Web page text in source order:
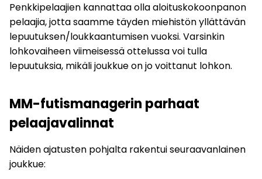
Penkkipelaajien kannattaa olla aloituskokoonpanon
pelaajia, jotta saamme täyden miehistön yllättävän
lepuutuksen/loukkaantumisen vuoksi. Varsinkin
lohkovaiheen viimeisessä ottelussa voi tulla
lepuutuksia, mikäli joukkue on jo voittanut lohkon.
MM-futismanagerin parhaat
pelaajavalinnat
Näiden ajatusten pohjalta rakentui seuraavanlainen
joukkue: